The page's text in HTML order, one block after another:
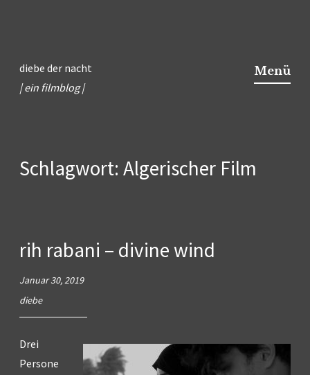
Inhalt
springen
diebe der nacht
| ein filmblog |
Menü
Schlagwort: Algerischer Film
rih rabani – divine wind
Januar 30, 2019
diebe
Drei
Persone